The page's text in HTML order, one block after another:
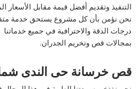
التنفيذ وتقديم أفضل قيمة مقابل الأسعار
نحن نؤمن بأن كل مشروع يستحق خدمة
درجات الدقة والاحترافية في جميع خدماتنا
بمجالات قص وتخريم الجدران.
قص خرسانة حى الندى